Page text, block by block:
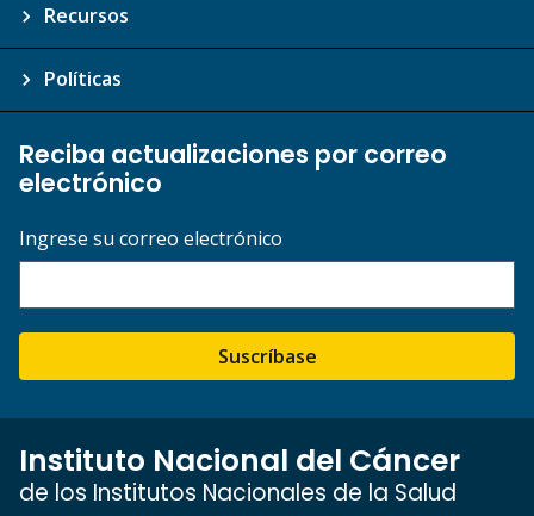
Recursos
Políticas
Reciba actualizaciones por correo
electrónico
Ingrese su correo electrónico
Suscríbase
Instituto Nacional del Cáncer
de los Institutos Nacionales de la Salud